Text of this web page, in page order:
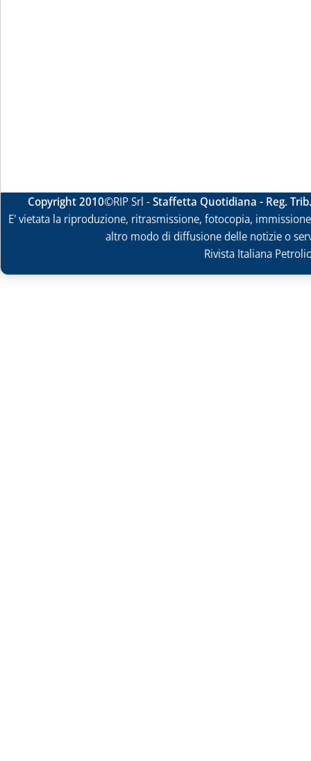
Copyright 2010©RIP Srl -Staffetta Quotidiana - Reg.
E' vietata la riproduzione, ritrasmissione, fotocopia,
altro modo di diffusione delle notizie o
Rivista Italiana